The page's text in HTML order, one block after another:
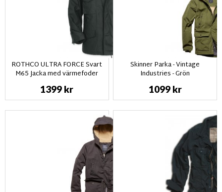
ROTHCO ULTRA FORCE Svart
M65 Jacka med värmefoder
1399 kr
Skinner Parka - Vintage
Industries - Grön
1099 kr